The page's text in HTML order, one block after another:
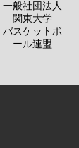
一般社団法人
関東大学
バスケットボ
ール連盟